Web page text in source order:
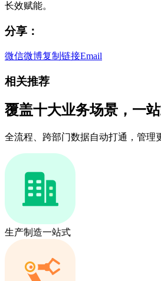
长效赋能。
分享：
微信微博复制链接Email
相关推荐
覆盖十大业务场景，一
全流程、跨部门数据自动打通，管理
生产制造一站式